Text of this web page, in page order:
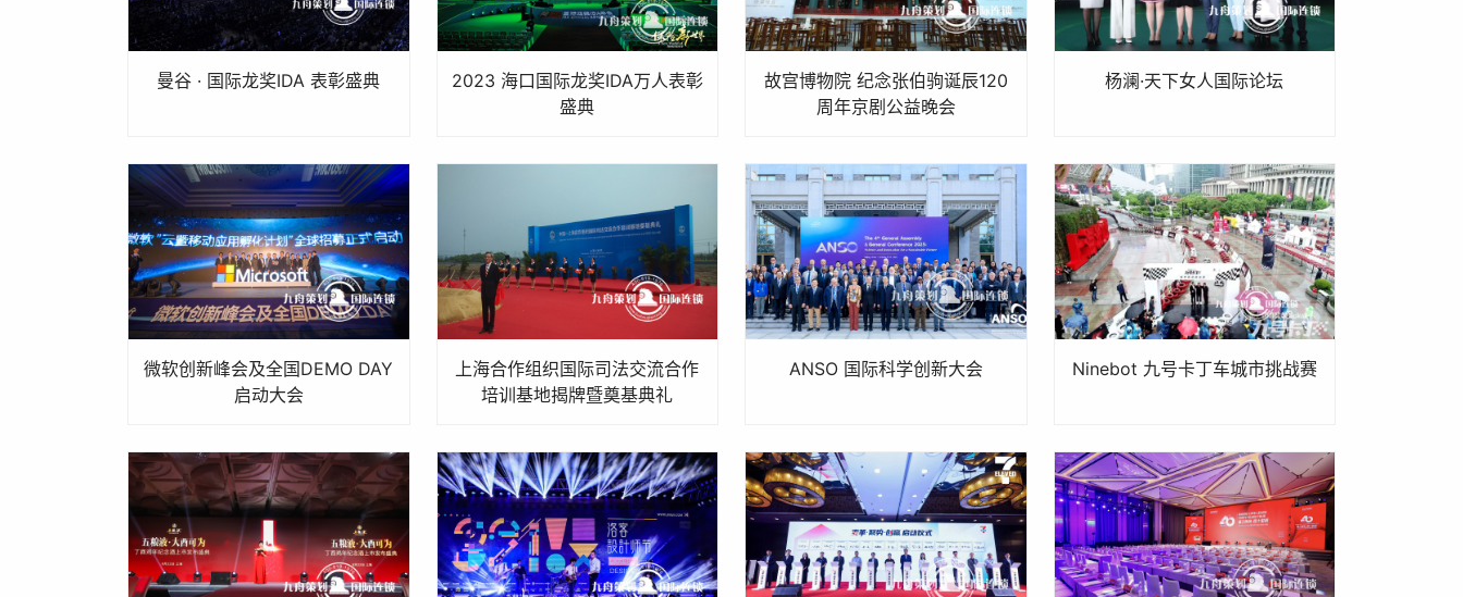
曼谷 · 国际龙奖IDA 表彰盛典
2023 海口国际龙奖IDA万人表彰
盛典
故宫博物院 纪念张伯驹诞辰120
周年京剧公益晚会
杨澜·天下女人国际论坛
微软创新峰会及全国DEMO DAY
启动大会
上海合作组织国际司法交流合作
培训基地揭牌暨奠基典礼
ANSO 国际科学创新大会 Ninebot 九号卡丁车城市挑战赛